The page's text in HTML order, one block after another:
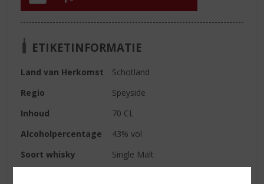
ETIKETINFORMATIE
Land van Herkomst
Schotland
Regio
Speyside
Inhoud
70 CL
Alcoholpercentage
43% vol
Soort whisky
Single Malt